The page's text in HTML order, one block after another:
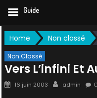
Skip
to
content
Home Non classé
Non Classé
Vers L’infini Et
Posted
16 juin 2003 Author
admin
Guide